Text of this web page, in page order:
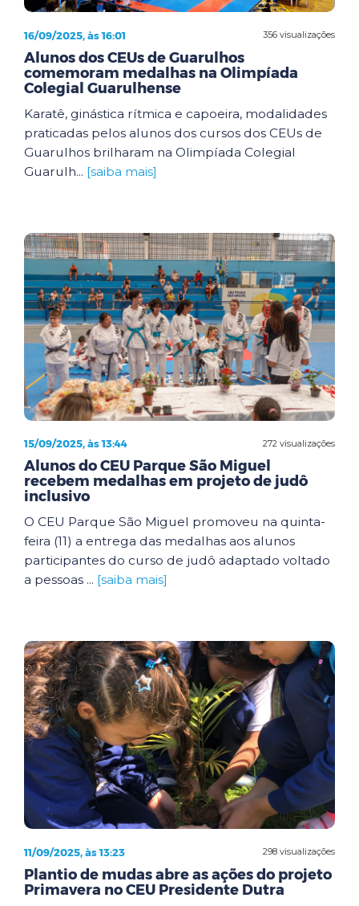
356 visualizações
16/09/2025, às 16:01
Alunos dos CEUs de Guarulhos
comemoram medalhas na Olimpíada
Colegial Guarulhense
Karatê, ginástica rítmica e capoeira, modalidades
praticadas pelos alunos dos cursos dos CEUs de
Guarulhos brilharam na Olimpíada Colegial
Guarulh... [saiba mais]
272 visualizações
15/09/2025, às 13:44
Alunos do CEU Parque São Miguel
recebem medalhas em projeto de judô
inclusivo
O CEU Parque São Miguel promoveu na quinta-
feira (11) a entrega das medalhas aos alunos
participantes do curso de judô adaptado voltado
a pessoas ... [saiba mais]
298 visualizações
11/09/2025, às 13:23
Plantio de mudas abre as ações do projeto
Primavera no CEU Presidente Dutra